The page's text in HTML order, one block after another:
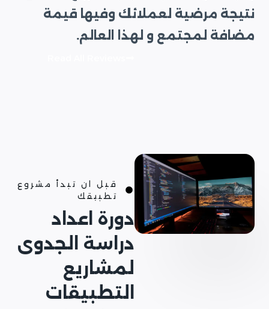
نتيجة مرضية لعملائك وفيها قيمة
مضافة لمجتمع و لهذا العالم.
قبل ان تبدأ مشروع
تطبيقك
دورة اعداد
دراسة الجدوى
لمشاريع
التطبيقات